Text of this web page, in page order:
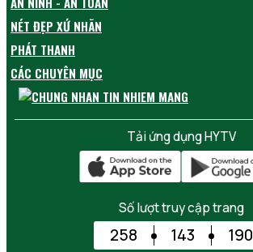
NÉT ĐẸP XỨ NHÃN
PHÁT THANH
CÁC CHUYÊN MỤC
Tải ứng dụng HYTV
Số lượt truy cập trang
258 143 190